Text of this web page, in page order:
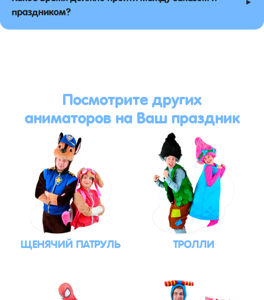
праздником?
Посмотрите других
аниматоров на Ваш праздник
ЩЕНЯЧИЙ ПАТРУЛЬ ТРОЛЛИ